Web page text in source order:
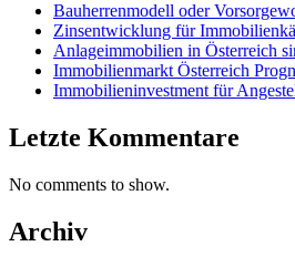
Bauherrenmodell oder
Zinsentwicklung für
Anlageimmobilien in Österreich
Immobilienmarkt Österreich
Immobilieninvestment für
Letzte Kommentare
No comments to show.
Archiv